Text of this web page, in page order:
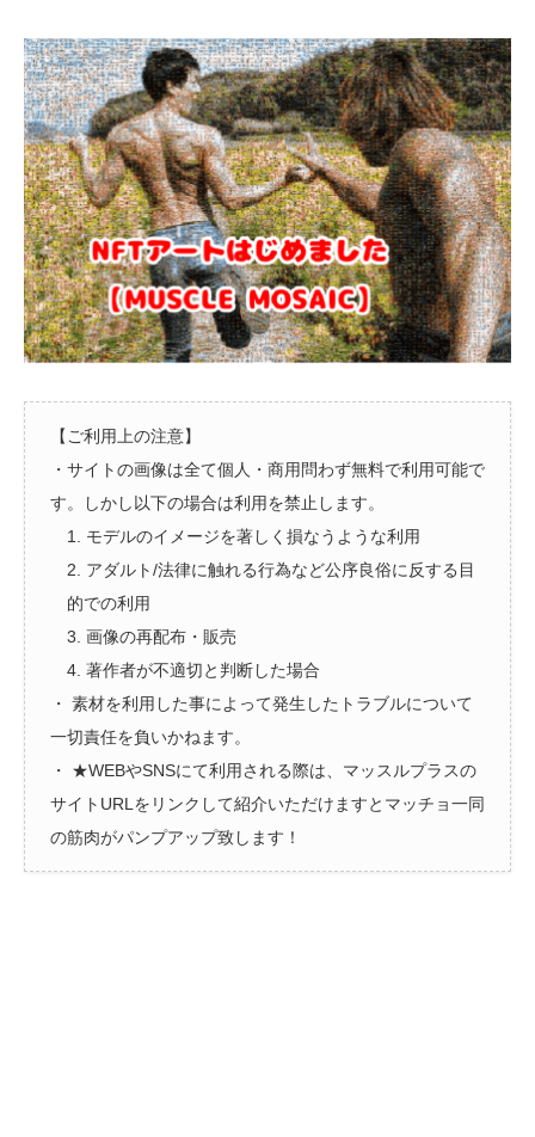
【ご利用上の注意】
・サイトの画像は全て個人・商用問わず無料で利用可能で
す。しかし以下の場合は利用を禁止します。
1. モデルのイメージを著しく損なうような利用
2. アダルト/法律に触れる行為など公序良俗に反する目
的での利用
3. 画像の再配布・販売
4. 著作者が不適切と判断した場合
・ 素材を利用した事によって発生したトラブルについて
一切責任を負いかねます。
・ ★WEBやSNSにて利用される際は、マッスルプラスの
サイトURLをリンクして紹介いただけますとマッチョ一同
の筋肉がパンプアップ致します！